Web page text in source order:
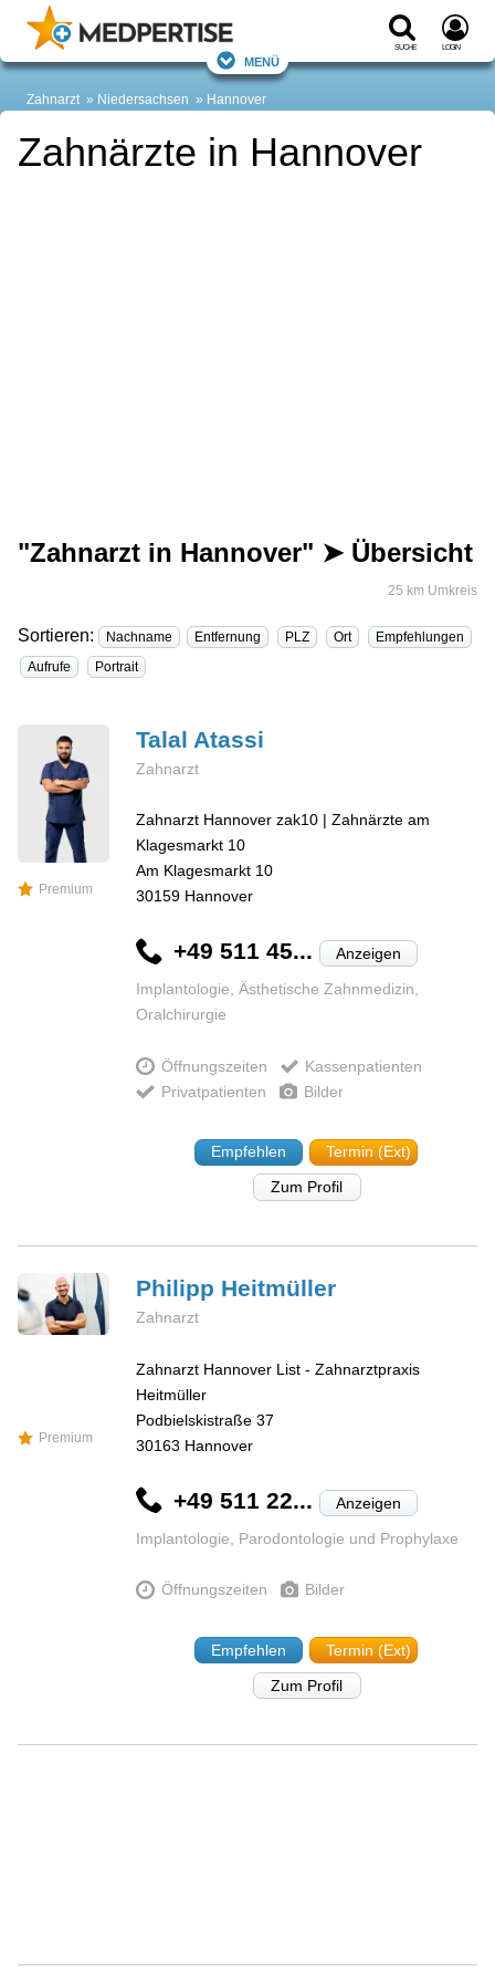
Suche Login
Menü
Zahnarzt Niedersachsen Hannover
Zahnärzte in Hannover
"Zahnarzt in Hannover" ➤ Übersicht
25 km Umkreis
Sortieren: Nachname Entfernung PLZ Ort
Empfehlungen
Aufrufe
Portrait
Premium
Talal Atassi
Zahnarzt
Zahnarzt Hannover zak10 | Zahnärzte am
Klagesmarkt 10
Am Klagesmarkt 10
30159 Hannover
+49 511 45... Anzeigen
Implantologie, Ästhetische Zahnmedizin,
Oralchirurgie
Öffnungszeiten
Kassenpatienten
Privatpatienten
Bilder
Empfehlen
Termin (Ext)
Zum Profil
Premium
Philipp Heitmüller
Zahnarzt
Zahnarzt Hannover List - Zahnarztpraxis
Heitmüller
Podbielskistraße 37
30163 Hannover
+49 511 22... Anzeigen
Implantologie, Parodontologie und Prophylaxe
Öffnungszeiten Bilder
Empfehlen
Termin (Ext)
Zum Profil